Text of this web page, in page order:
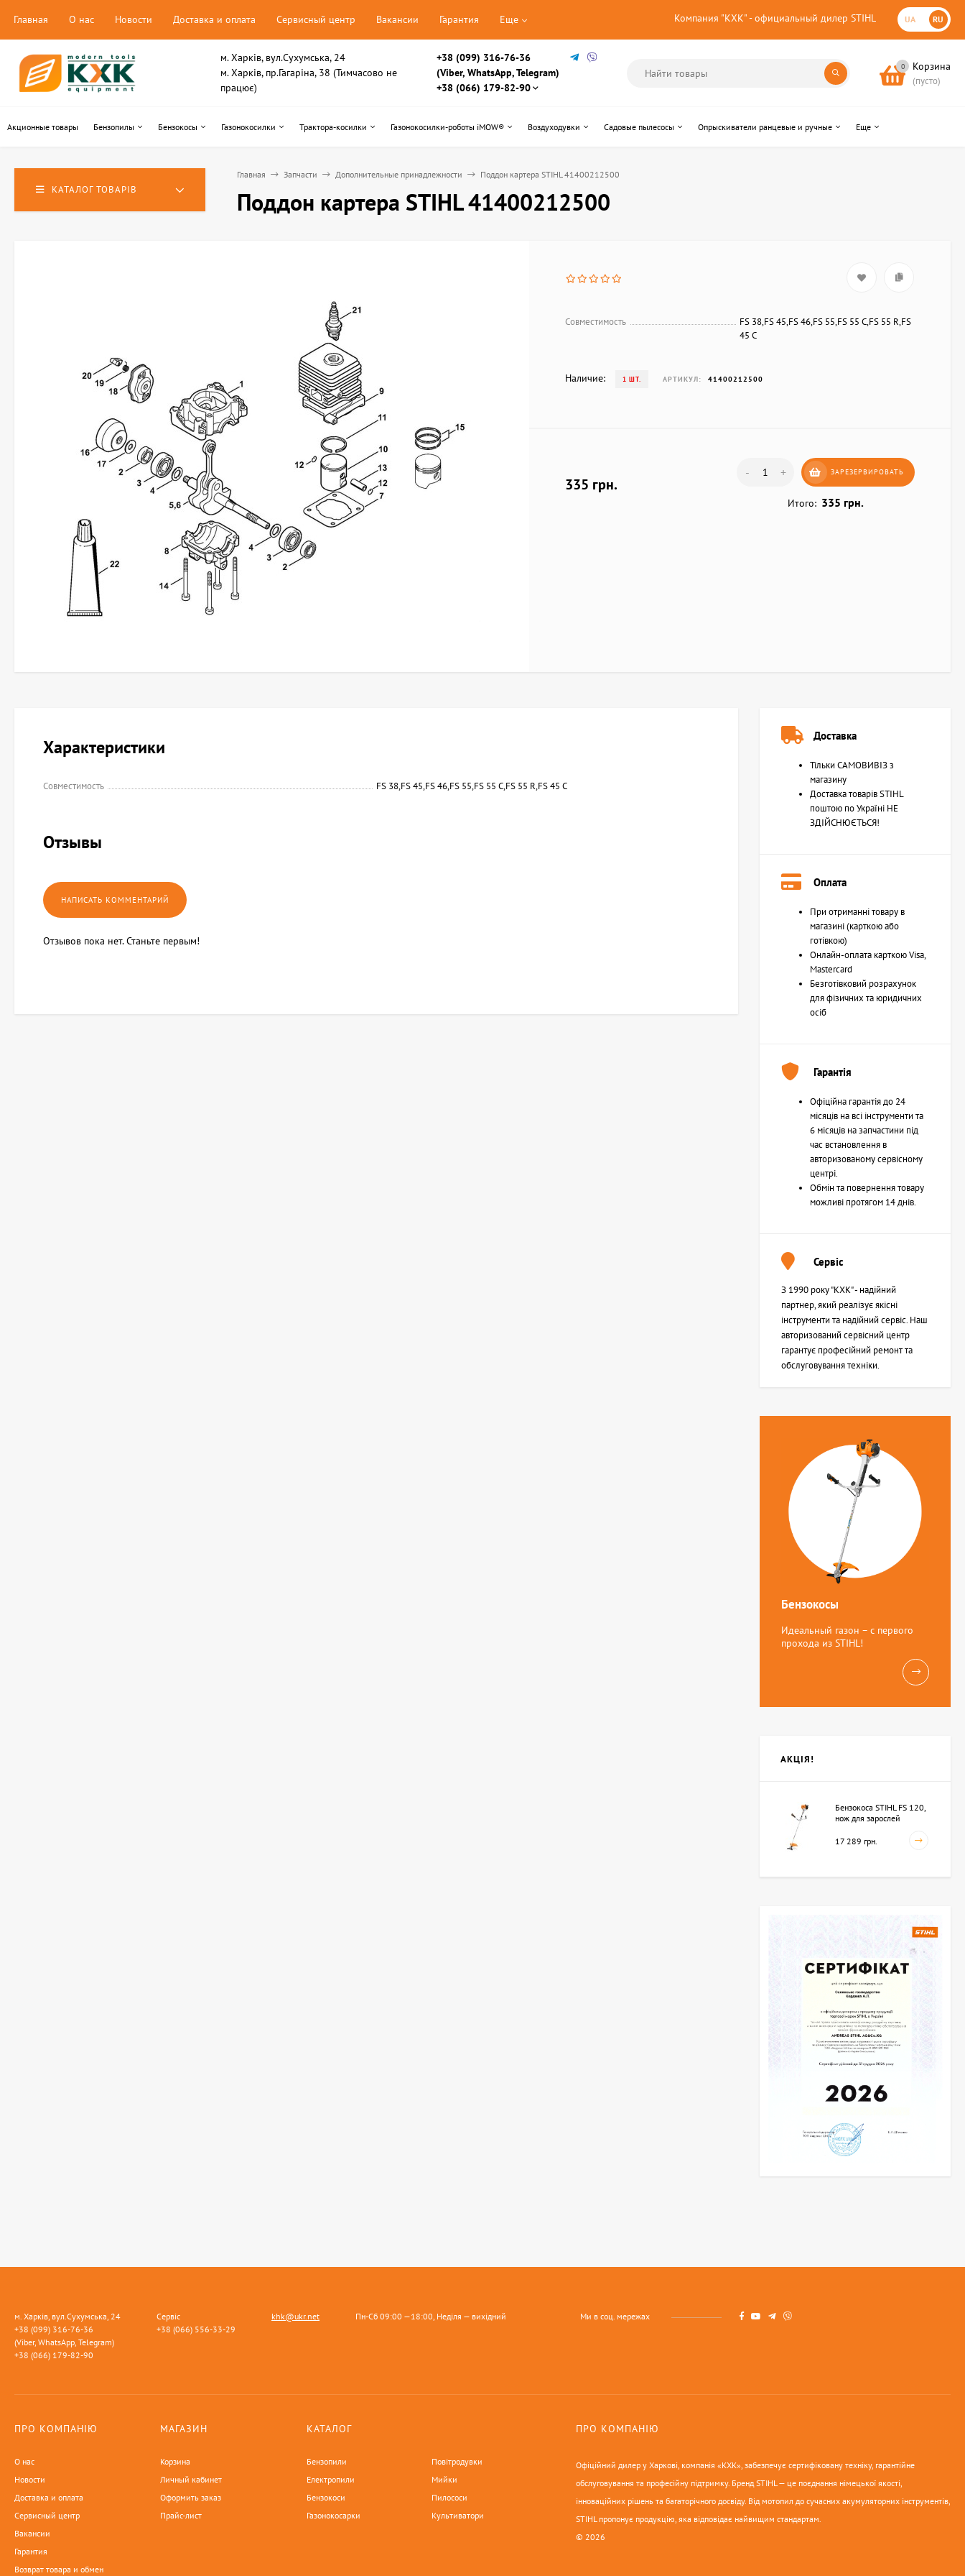
Компания "КХК" - официальный дилер STIHL UA RU
Главная О нас Новости Доставка и оплата Сервисный центр Вакансии Гарантия Еще
м. Харків, вул.Сухумська, 24
м. Харків, пр.Гагаріна, 38 (Тимчасово не
працює)
+38 (099) 316-76-36
(Viber, WhatsApp, Telegram)
+38 (066) 179-82-90
0 Корзина
(пусто)
Акционные товары Бензопилы Бензокосы Газонокосилки Трактора-косилки Газонокосилки-роботы iMOW® Воздуходувки Садовые пылесосы Опрыскиватели ранцевые и ручные Еще
КАТАЛОГ ТОВАРІВ
Главная Запчасти Дополнительные принадлежности Поддон картера STIHL 41400212500
Поддон картера STIHL 41400212500
Совместимость
FS 38,FS 45,FS 46,FS 55,FS 55 С,FS 55 R,FS
45 C
Наличие: 1 ШТ. АРТИКУЛ: 41400212500
335 грн.
- + ЗАРЕЗЕРВИРОВАТЬ
Итого: 335 грн.
Характеристики
Совместимость FS 38,FS 45,FS 46,FS 55,FS 55 С,FS 55 R,FS 45 C
Отзывы
Отзывов пока нет. Станьте первым!
Доставка
Тільки САМОВИВІЗ з
магазину
Доставка товарів STIHL
поштою по Україні НЕ
ЗДІЙСНЮЄТЬСЯ!
Оплата
При отриманні товару в
магазині (карткою або
готівкою)
Онлайн-оплата карткою Visa,
Mastercard
Безготівковий розрахунок
для фізичних та юридичних
осіб
Гарантія
Офіційна гарантія до 24
місяців на всі інструменти та
6 місяців на запчастини під
час встановлення в
авторизованому сервісному
центрі.
Обмін та повернення товару
можливі протягом 14 днів.
Сервіс
З 1990 року "КХК" - надійний
партнер, який реалізує якісні
інструменти та надійний сервіс. Наш
авторизований сервісний центр
гарантує професійний ремонт та
обслуговування техніки.
Бензокосы
Идеальный газон – с первого
прохода из STIHL!
АКЦІЯ!
Бензокоса STIHL FS 120,
нож для зарослей
17 289 грн.
м. Харків, вул.Сухумська, 24
+38 (099) 316-76-36
(Viber, WhatsApp, Telegram)
+38 (066) 179-82-90
Сервіс
+38 (066) 556-33-29
khk@ukr.net Пн-Сб 09:00 —18:00, Неділя — вихідний Ми в соц. мережах
ПРО КОМПАНІЮ
О нас
Новости
Доставка и оплата
Сервисный центр
Вакансии
Гарантия
Возврат товара и обмен
МАГАЗИН
Корзина
Личный кабинет
Оформить заказ
Прайс-лист
КАТАЛОГ
Бензопили
Електропили
Бензокоси
Газонокосарки
Повітродувки
Мийки
Пилососи
Культиватори
ПРО КОМПАНІЮ
Офіційний дилер у Харкові, компанія «КХК», забезпечує сертифіковану техніку, гарантійне
обслуговування та професійну підтримку. Бренд STIHL — це поєднання німецької якості,
інноваційних рішень та багаторічного досвіду. Від мотопил до сучасних акумуляторних інструментів,
STIHL пропонує продукцію, яка відповідає найвищим стандартам.
© 2026